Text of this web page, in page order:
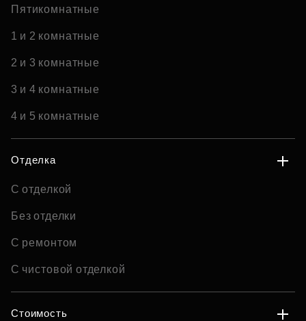
Пятикомнатные
1 и 2 комнатные
2 и 3 комнатные
3 и 4 комнатные
4 и 5 комнатные
Отделка
С отделкой
Без отделки
С ремонтом
С чистовой отделкой
Стоимость